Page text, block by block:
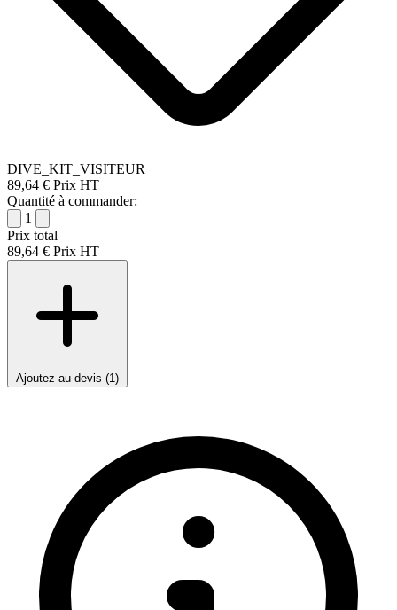
DIVE_KIT_VISITEUR
89,64 € Prix HT
Quantité à commander:
1
Prix total
89,64 € Prix HT
Ajoutez au devis (1)